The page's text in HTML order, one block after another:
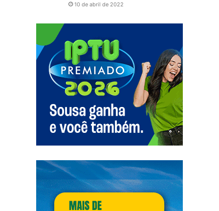
10 de abril de 2022